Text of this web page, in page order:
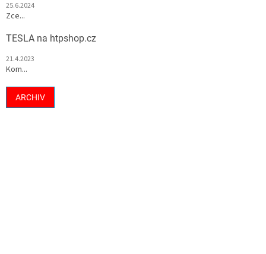
25.6.2024
Zce...
TESLA na htpshop.cz
21.4.2023
Kom...
ARCHIV